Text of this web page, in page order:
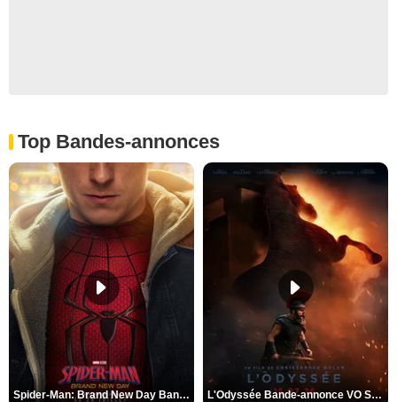
Top Bandes-annonces
Spider-Man: Brand New Day Bande-annonce VO STFR L'Odyssée Bande-annonce VO STFR